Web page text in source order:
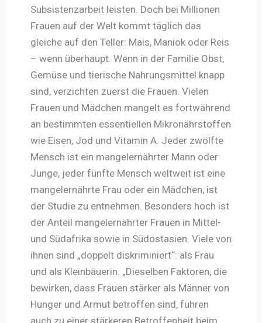
Subsistenzarbeit leisten. Doch bei Millionen
Frauen auf der Welt kommt täglich das
gleiche auf den Teller: Mais, Maniok oder Reis
– wenn überhaupt. Wenn in der Familie Obst,
Gemüse und tierische Nahrungsmittel knapp
sind, verzichten zuerst die Frauen. Vielen
Frauen und Mädchen mangelt es fortwährend
an bestimmten essentiellen Mikronährstoffen
wie Eisen, Jod und Vitamin A. Jeder zwölfte
Mensch ist ein mangelernährter Mann oder
Junge, jeder fünfte Mensch weltweit ist eine
mangelernährte Frau oder ein Mädchen, ist
der Studie zu entnehmen. Besonders hoch ist
der Anteil mangelernährter Frauen in Mittel-
und Südafrika sowie in Südostasien. Viele von
ihnen sind „doppelt diskriminiert“: als Frau
und als Kleinbäuerin. „Dieselben Faktoren, die
bewirken, dass Frauen stärker als Männer von
Hunger und Armut betroffen sind, führen
auch zu einer stärkeren Betroffenheit beim